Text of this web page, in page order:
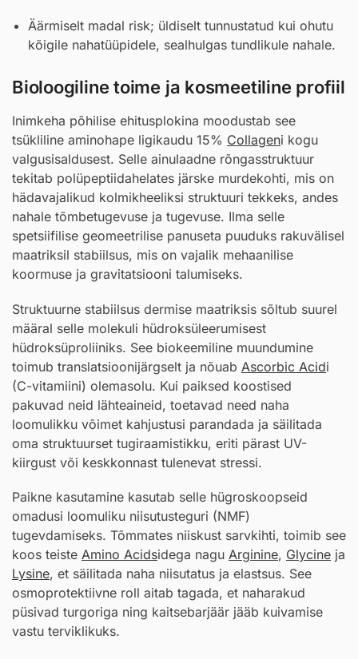
Äärmiselt madal risk; üldiselt tunnustatud kui ohutu
kõigile nahatüüpidele, sealhulgas tundlikule nahale.
Bioloogiline toime ja kosmeetiline profiil
Inimkeha põhilise ehitusplokina moodustab see
tsükliline aminohape ligikaudu 15% Collageni kogu
valgusisaldusest. Selle ainulaadne rõngasstruktuur
tekitab polüpeptiidahelates järske murdekohti, mis on
hädavajalikud kolmikheeliksi struktuuri tekkeks, andes
nahale tõmbetugevuse ja tugevuse. Ilma selle
spetsiifilise geomeetrilise panuseta puuduks rakuvälisel
maatriksil stabiilsus, mis on vajalik mehaanilise
koormuse ja gravitatsiooni talumiseks.
Struktuurne stabiilsus dermise maatriksis sõltub suurel
määral selle molekuli hüdroksüleerumisest
hüdroksüproliiniks. See biokeemiline muundumine
toimub translatsioonijärgselt ja nõuab Ascorbic Acidi
(C-vitamiini) olemasolu. Kui paiksed koostised
pakuvad neid lähteaineid, toetavad need naha
loomulikku võimet kahjustusi parandada ja säilitada
oma struktuurset tugiraamistikku, eriti pärast UV-
kiirgust või keskkonnast tulenevat stressi.
Paikne kasutamine kasutab selle hügroskoopseid
omadusi loomuliku niisutusteguri (NMF)
tugevdamiseks. Tõmmates niiskust sarvkihti, toimib see
koos teiste Amino Acidsidega nagu Arginine, Glycine ja
Lysine, et säilitada naha niisutatus ja elastsus. See
osmoprotektiivne roll aitab tagada, et naharakud
püsivad turgoriga ning kaitsebarjäär jääb kuivamise
vastu terviklikuks.